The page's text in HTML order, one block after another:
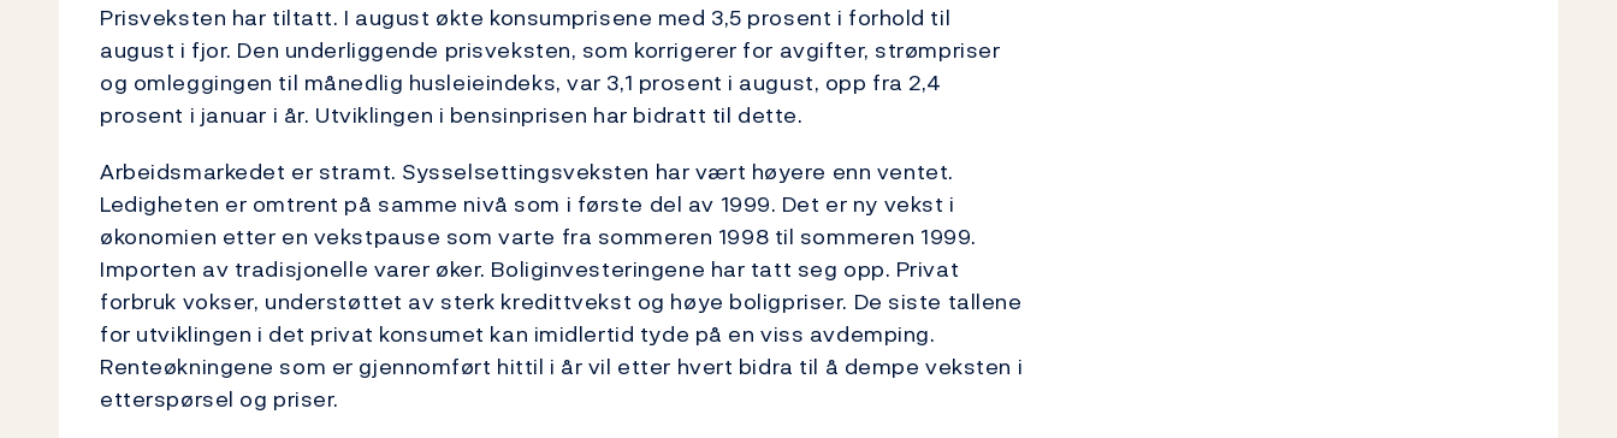
Prisveksten har tiltatt. I august økte konsumprisene med 3,5 prosent i forhold til
august i fjor. Den underliggende prisveksten, som korrigerer for avgifter, strømpriser
og omleggingen til månedlig husleieindeks, var 3,1 prosent i august, opp fra 2,4
prosent i januar i år. Utviklingen i bensinprisen har bidratt til dette.
Arbeidsmarkedet er stramt. Sysselsettingsveksten har vært høyere enn ventet.
Ledigheten er omtrent på samme nivå som i første del av 1999. Det er ny vekst i
økonomien etter en vekstpause som varte fra sommeren 1998 til sommeren 1999.
Importen av tradisjonelle varer øker. Boliginvesteringene har tatt seg opp. Privat
forbruk vokser, understøttet av sterk kredittvekst og høye boligpriser. De siste tallene
for utviklingen i det privat konsumet kan imidlertid tyde på en viss avdemping.
Renteøkningene som er gjennomført hittil i år vil etter hvert bidra til å dempe veksten i
etterspørsel og priser.